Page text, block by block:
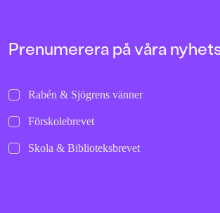
Prenumerera på våra
Rabén & Sjögrens vänner
Förskolebrevet
Skola & Biblioteksbrevet